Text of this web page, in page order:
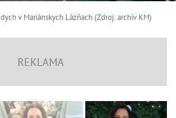
v Mariánskych Lázňach (Zdroj: archív KM)